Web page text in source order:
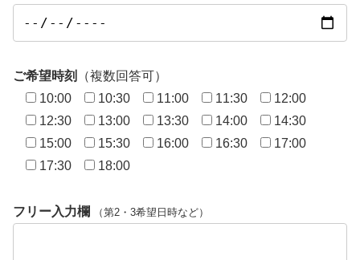
ご希望時刻
（複数回答可）
10:00
10:30 11:00 11:30
12:00
12:30
13:00 13:30 14:00
14:30
15:00
15:30 16:00 16:30
17:00
17:30
18:00
フリー入力欄 （第2・3希望日時など）